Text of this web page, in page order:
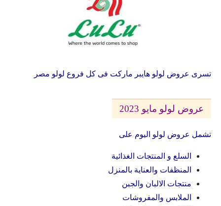
تسرى عروض لولو هايبر ماركت فى كل فروع لولو مصر
عروض لولو مايو 2023
تشمل عروض لولو اليوم على
السلع و المنتجات الغذائية
المنظفات والعناية بالمنزل
منتجات الالبان والجبن
الملابس والمفروشات